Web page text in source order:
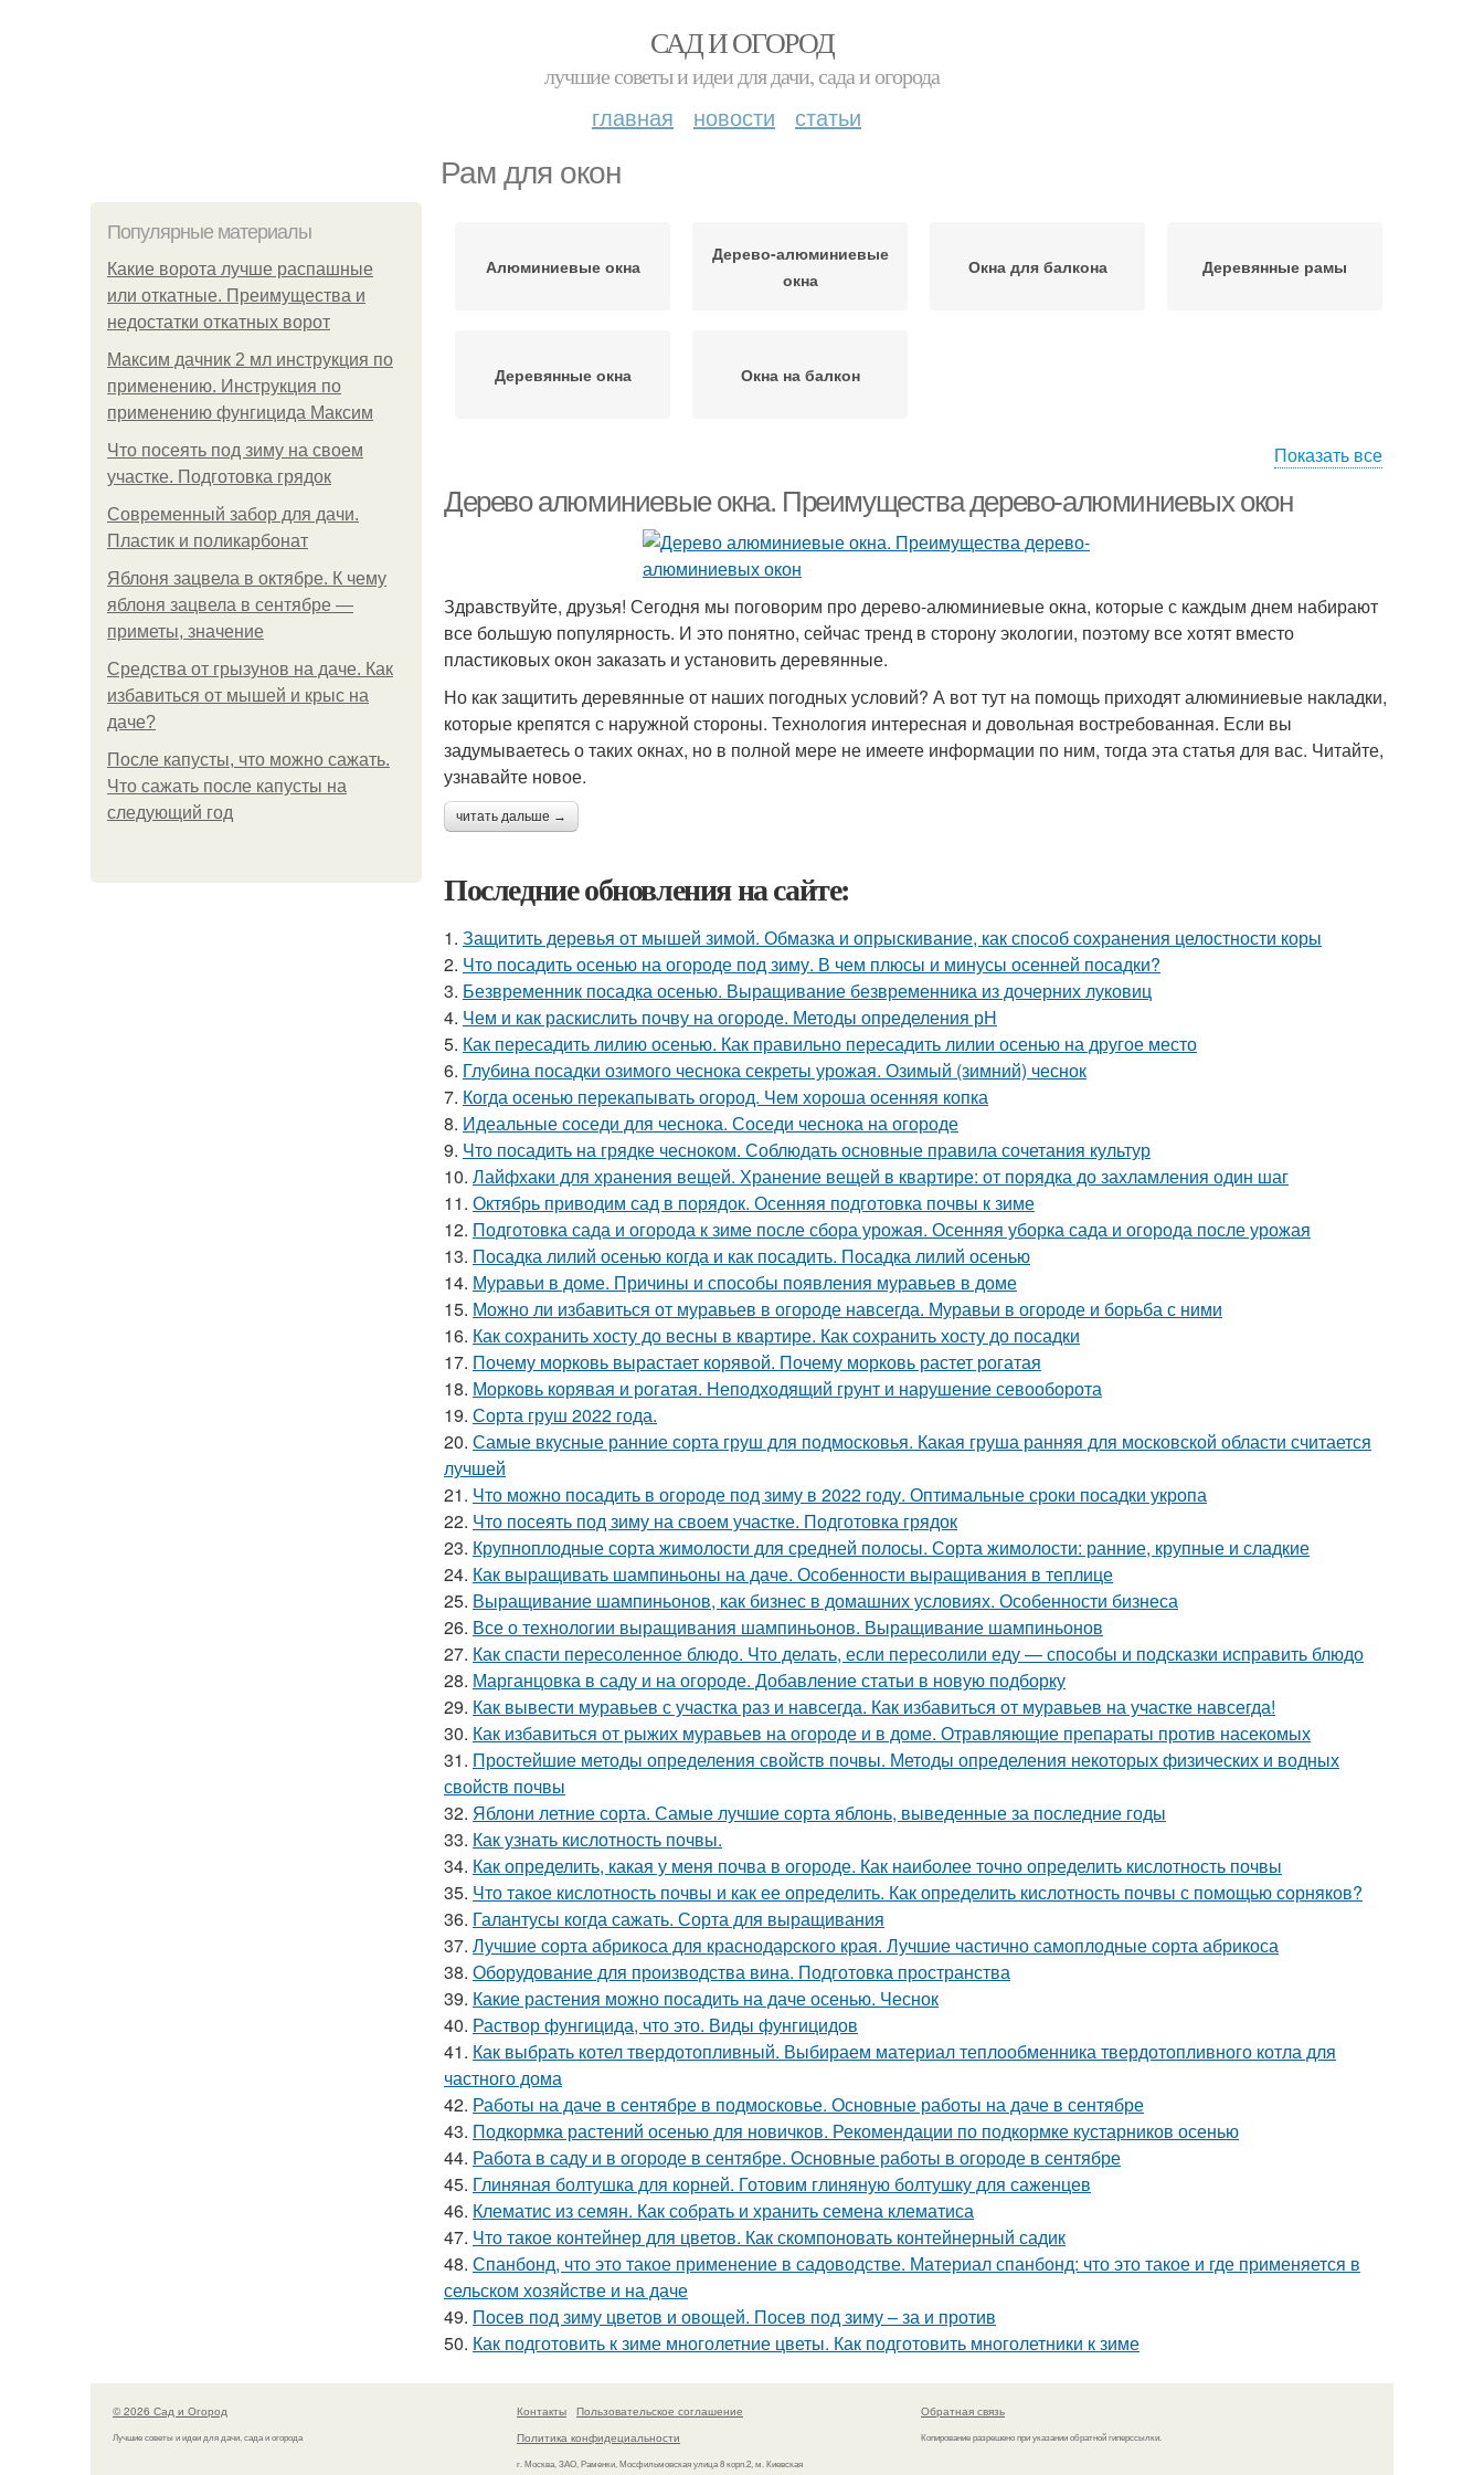
САД И ОГОРОД
лучшие советы и идеи для дачи, сада и огорода
главная новости статьи
Рам для окон
Популярные материалы
Какие ворота лучше распашные
или откатные. Преимущества и
недостатки откатных ворот
Максим дачник 2 мл инструкция по
применению. Инструкция по
применению фунгицида Максим
Что посеять под зиму на своем
участке. Подготовка грядок
Современный забор для дачи.
Пластик и поликарбонат
Яблоня зацвела в октябре. К чему
яблоня зацвела в сентябре —
приметы, значение
Средства от грызунов на даче. Как
избавиться от мышей и крыс на
даче?
После капусты, что можно сажать.
Что сажать после капусты на
следующий год
Алюминиевые окна
Дерево-алюминиевые
окна
Окна для балкона Деревянные рамы
Деревянные окна Окна на балкон
Показать все
Дерево алюминиевые окна. Преимущества дерево-алюминиевых окон
Здравствуйте, друзья! Сегодня мы поговорим про дерево-алюминиевые окна, которые с каждым днем набирают
все большую популярность. И это понятно, сейчас тренд в сторону экологии, поэтому все хотят вместо
пластиковых окон заказать и установить деревянные.
Но как защитить деревянные от наших погодных условий? А вот тут на помощь приходят алюминиевые накладки,
которые крепятся с наружной стороны. Технология интересная и довольная востребованная. Если вы
задумываетесь о таких окнах, но в полной мере не имеете информации по ним, тогда эта статья для вас. Читайте,
узнавайте новое.
читать дальше →
Последние обновления на сайте:
1. Защитить деревья от мышей зимой. Обмазка и опрыскивание, как способ сохранения целостности коры
2. Что посадить осенью на огороде под зиму. В чем плюсы и минусы осенней посадки?
3. Безвременник посадка осенью. Выращивание безвременника из дочерних луковиц
4. Чем и как раскислить почву на огороде. Методы определения рН
5. Как пересадить лилию осенью. Как правильно пересадить лилии осенью на другое место
6. Глубина посадки озимого чеснока секреты урожая. Озимый (зимний) чеснок
7. Когда осенью перекапывать огород. Чем хороша осенняя копка
8. Идеальные соседи для чеснока. Соседи чеснока на огороде
9. Что посадить на грядке чесноком. Соблюдать основные правила сочетания культур
10. Лайфхаки для хранения вещей. Хранение вещей в квартире: от порядка до захламления один шаг
11. Октябрь приводим сад в порядок. Осенняя подготовка почвы к зиме
12. Подготовка сада и огорода к зиме после сбора урожая. Осенняя уборка сада и огорода после урожая
13. Посадка лилий осенью когда и как посадить. Посадка лилий осенью
14. Муравьи в доме. Причины и способы появления муравьев в доме
15. Можно ли избавиться от муравьев в огороде навсегда. Муравьи в огороде и борьба с ними
16. Как сохранить хосту до весны в квартире. Как сохранить хосту до посадки
17. Почему морковь вырастает корявой. Почему морковь растет рогатая
18. Морковь корявая и рогатая. Неподходящий грунт и нарушение севооборота
19. Сорта груш 2022 года.
20. Самые вкусные ранние сорта груш для подмосковья. Какая груша ранняя для московской области считается
лучшей
21. Что можно посадить в огороде под зиму в 2022 году. Оптимальные сроки посадки укропа
22. Что посеять под зиму на своем участке. Подготовка грядок
23. Крупноплодные сорта жимолости для средней полосы. Сорта жимолости: ранние, крупные и сладкие
24. Как выращивать шампиньоны на даче. Особенности выращивания в теплице
25. Выращивание шампиньонов, как бизнес в домашних условиях. Особенности бизнеса
26. Все о технологии выращивания шампиньонов. Выращивание шампиньонов
27. Как спасти пересоленное блюдо. Что делать, если пересолили еду — способы и подсказки исправить блюдо
28. Марганцовка в саду и на огороде. Добавление статьи в новую подборку
29. Как вывести муравьев с участка раз и навсегда. Как избавиться от муравьев на участке навсегда!
30. Как избавиться от рыжих муравьев на огороде и в доме. Отравляющие препараты против насекомых
31. Простейшие методы определения свойств почвы. Методы определения некоторых физических и водных
свойств почвы
32. Яблони летние сорта. Самые лучшие сорта яблонь, выведенные за последние годы
33. Как узнать кислотность почвы.
34. Как определить, какая у меня почва в огороде. Как наиболее точно определить кислотность почвы
35. Что такое кислотность почвы и как ее определить. Как определить кислотность почвы с помощью сорняков?
36. Галантусы когда сажать. Сорта для выращивания
37. Лучшие сорта абрикоса для краснодарского края. Лучшие частично самоплодные сорта абрикоса
38. Оборудование для производства вина. Подготовка пространства
39. Какие растения можно посадить на даче осенью. Чеснок
40. Раствор фунгицида, что это. Виды фунгицидов
41. Как выбрать котел твердотопливный. Выбираем материал теплообменника твердотопливного котла для
частного дома
42. Работы на даче в сентябре в подмосковье. Основные работы на даче в сентябре
43. Подкормка растений осенью для новичков. Рекомендации по подкормке кустарников осенью
44. Работа в саду и в огороде в сентябре. Основные работы в огороде в сентябре
45. Глиняная болтушка для корней. Готовим глиняную болтушку для саженцев
46. Клематис из семян. Как собрать и хранить семена клематиса
47. Что такое контейнер для цветов. Как скомпоновать контейнерный садик
48. Спанбонд, что это такое применение в садоводстве. Материал спанбонд: что это такое и где применяется в
сельском хозяйстве и на даче
49. Посев под зиму цветов и овощей. Посев под зиму – за и против
50. Как подготовить к зиме многолетние цветы. Как подготовить многолетники к зиме
© 2026 Сад и Огород
Лучшие советы и идеи для дачи, сада и огорода
Контакты
Пользовательское соглашение
Политика конфидециальности
г. Москва, ЗАО, Раменки, Мосфильмовская улица 8 корп.2, м. Киевская
Обратная связь
Копирование разрешено при указании обратной гиперссылки.